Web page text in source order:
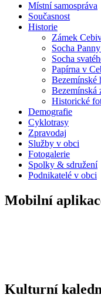
Místní samospráva
Současnost
Historie
Zámek
Socha
Socha
Papírna v
Bezemínské
Bezemínská
Historické
Demografie
Cyklotrasy
Zpravodaj
Služby v obci
Fotogalerie
Spolky & sdružení
Podnikatelé v obci
Mobilní
Kulturní